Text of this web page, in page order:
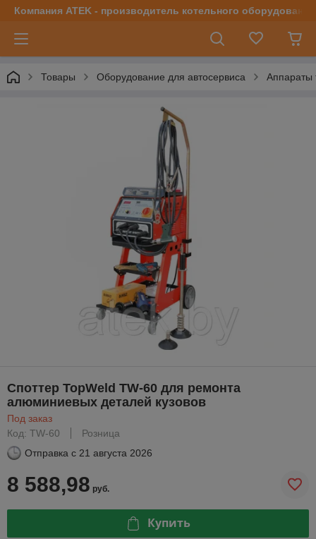
Компания ATEK - производитель котельного оборудования
Товары Оборудование для автосервиса Аппараты
Споттер TopWeld TW-60 для ремонта
алюминиевых деталей кузовов
Под заказ
Код: TW-60
Розница
Отправка с 21 августа 2026
8 588,98 руб.
Купить